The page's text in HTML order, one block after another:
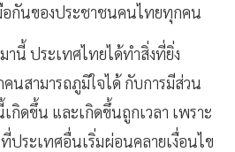
อกันของประชาชนคนไทยทุกคน
นี้ ประเทศไทยได้ทำสิ่งที่ยิ่ง
สามารถภูมิใจได้ กับการมีส่วน
กิดขึ้น และเกิดขึ้นถูกเวลา เพราะ
ประเทศอื่นเริ่มผ่อนคลายเงื่อนไข